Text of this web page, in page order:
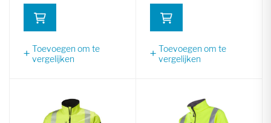
Toevoegen om te
vergelijken
Toevoegen om te
vergelijken